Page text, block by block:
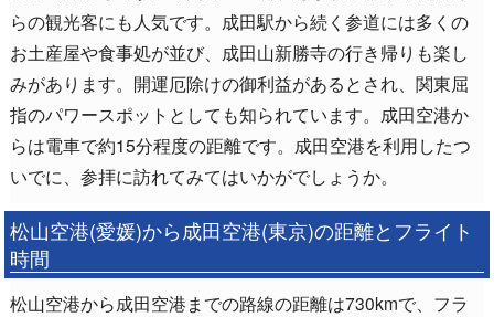
らの観光客にも人気です。成田駅から続く参道には多くの
お土産屋や食事処が並び、成田山新勝寺の行き帰りも楽し
みがあります。開運厄除けの御利益があるとされ、関東屈
指のパワースポットとしても知られています。成田空港か
らは電車で約15分程度の距離です。成田空港を利用したつ
いでに、参拝に訪れてみてはいかがでしょうか。
松山空港(愛媛)から成田空港(東京)の距離とフライト
時間
松山空港から成田空港までの路線の距離は730kmで、フラ